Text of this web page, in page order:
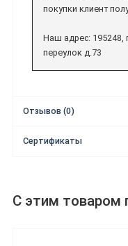
покупки клиент
Наш адрес: 195248,
переулок д.73
Отзывов (0)
Сертификаты
С этим товаром